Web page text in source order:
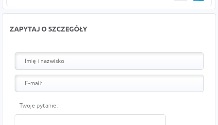
ZAPYTAJ O SZCZEGÓŁY
Twoje pytanie: